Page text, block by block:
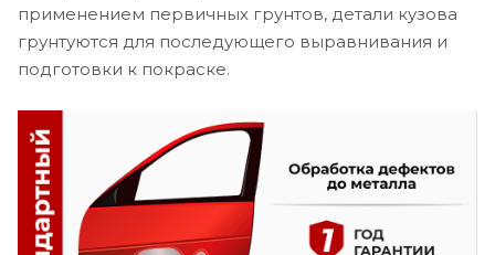
применением первичных грунтов, детали кузова
грунтуются для последующего выравнивания и
подготовки к покраске.